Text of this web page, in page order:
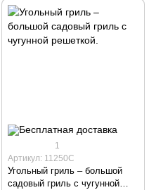
1
Артикул: 11250C
Угольный гриль – большой
садовый гриль с чугунной